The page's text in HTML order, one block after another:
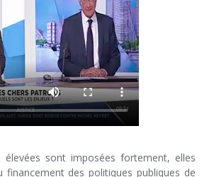
élevées sont imposées fortement, elles
financement des politiques publiques de